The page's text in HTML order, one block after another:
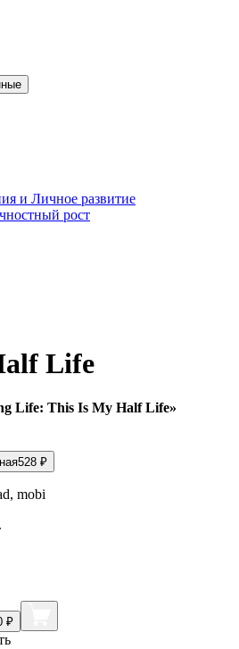
и Личное развитие
рост
Life
Life: This Is My Half Life»
528 ₽
mobi
₽